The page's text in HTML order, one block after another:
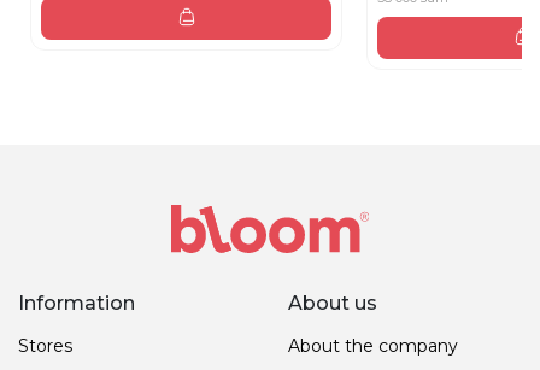
Information
Stores
About us
About the company